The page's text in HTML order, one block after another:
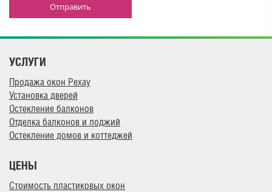
Отправить
УСЛУГИ
Продажа окон Рехау
Установка дверей
Остекление балконов
Отделка балконов и лоджий
Остекление домов и коттеджей
ЦЕНЫ
Стоимость пластиковых окон